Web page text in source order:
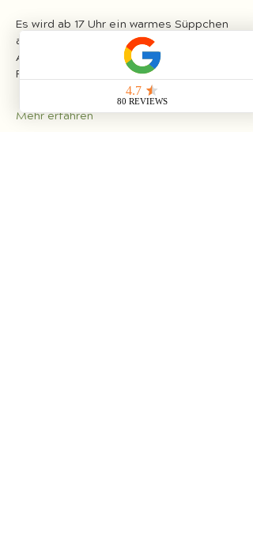
Es wird ab 17 Uhr ein warmes Süppchen
aus der veganen Hirzwald-Küche geben.
Ausgleich dafür, Getränke und
Raumnutzung bitte ins…
Mehr erfahren